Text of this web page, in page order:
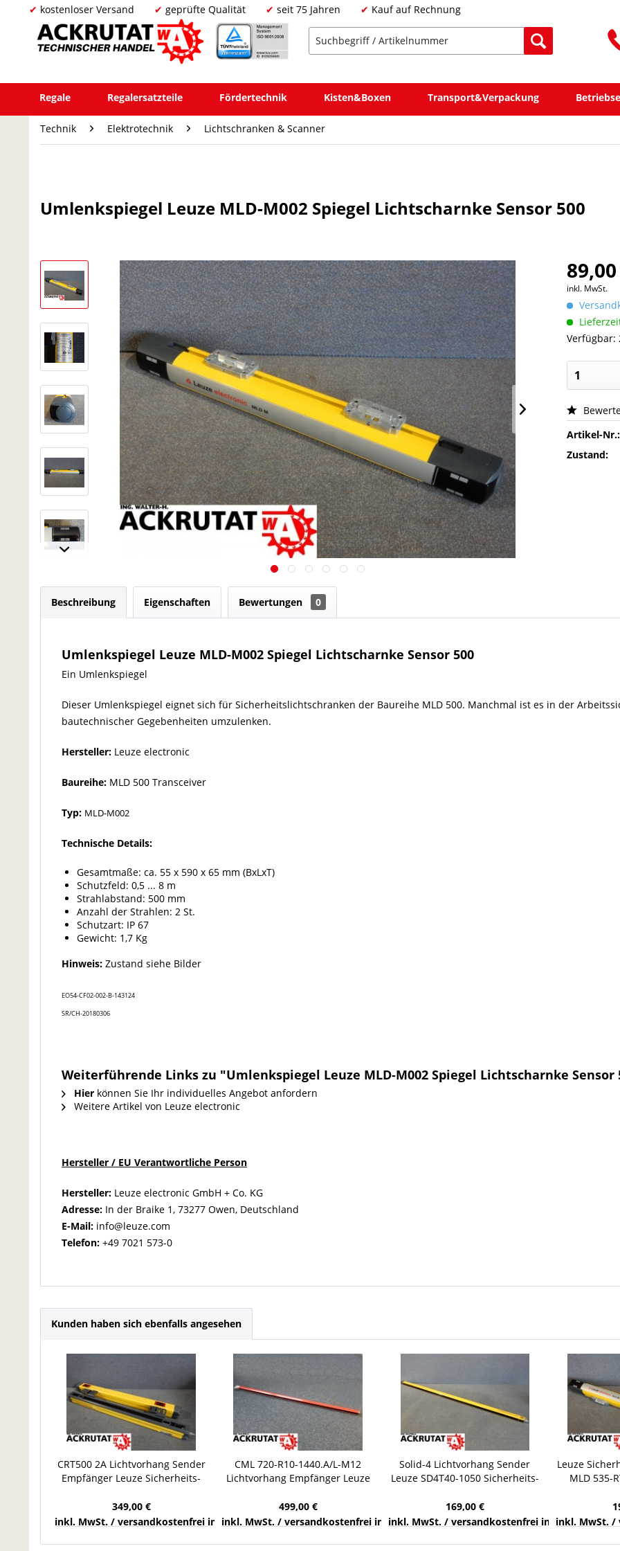
kostenloser Versand geprüfte Qualität seit 75 Jahren Kauf auf Rechnung
Regale Regalersatzteile Fördertechnik Kisten&Boxen Transport&Verpackung
Technik Elektrotechnik Lichtschranken & Scanner
Umlenkspiegel Leuze MLD-M002 Spiegel Lichtscharnke Sensor 500
inkl. MwSt.
Verfügbar:
Artikel-Nr.:
Zustand:
Beschreibung Eigenschaften Bewertungen 0
Umlenkspiegel Leuze MLD-M002 Spiegel Lichtscharnke Sensor 500
Ein Umlenkspiegel
Dieser Umlenkspiegel eignet sich für Sicherheitslichtschranken der Baureihe MLD 500. Manchmal ist es in der
bautechnischer Gegebenheiten umzulenken.
Hersteller: Leuze electronic
Baureihe: MLD 500 Transceiver
Typ: MLD-M002
Technische Details:
Gesamtmaße: ca. 55 x 590 x 65 mm (BxLxT)
Schutzfeld: 0,5 ... 8 m
Strahlabstand: 500 mm
Anzahl der Strahlen: 2 St.
Schutzart: IP 67
Gewicht: 1,7 Kg
Hinweis: Zustand siehe Bilder
EO54-CF02-002-B-143124
SR/CH-20180306
Weiterführende Links zu "Umlenkspiegel Leuze MLD-M002 Spiegel Lichtscharnke Sensor
Hier können Sie Ihr individuelles Angebot anfordern
Weitere Artikel von Leuze electronic
Hersteller / EU Verantwortliche Person
Hersteller: Leuze electronic GmbH + Co. KG
Adresse: In der Braike 1, 73277 Owen, Deutschland
E-Mail: info@leuze.com
Telefon: +49 7021 573-0
Kunden haben sich ebenfalls angesehen
CRT500 2A Lichtvorhang Sender
Empfänger Leuze Sicherheits-
349,00 €
inkl. MwSt. / versandkostenfrei innerhalb Deutschlands
CML 720-R10-1440.A/L-M12
Lichtvorhang Empfänger Leuze
499,00 €
inkl. MwSt. / versandkostenfrei innerhalb Deutschlands
Solid-4 Lichtvorhang Sender
Leuze SD4T40-1050 Sicherheits-
169,00 €
inkl. MwSt. / versandkostenfrei innerhalb
Leuze
MLD 535-
inkl. MwSt. /